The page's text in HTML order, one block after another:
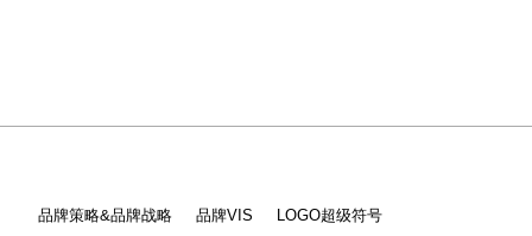
品牌策略&品牌战略 品牌VIS
LOGO超级符号